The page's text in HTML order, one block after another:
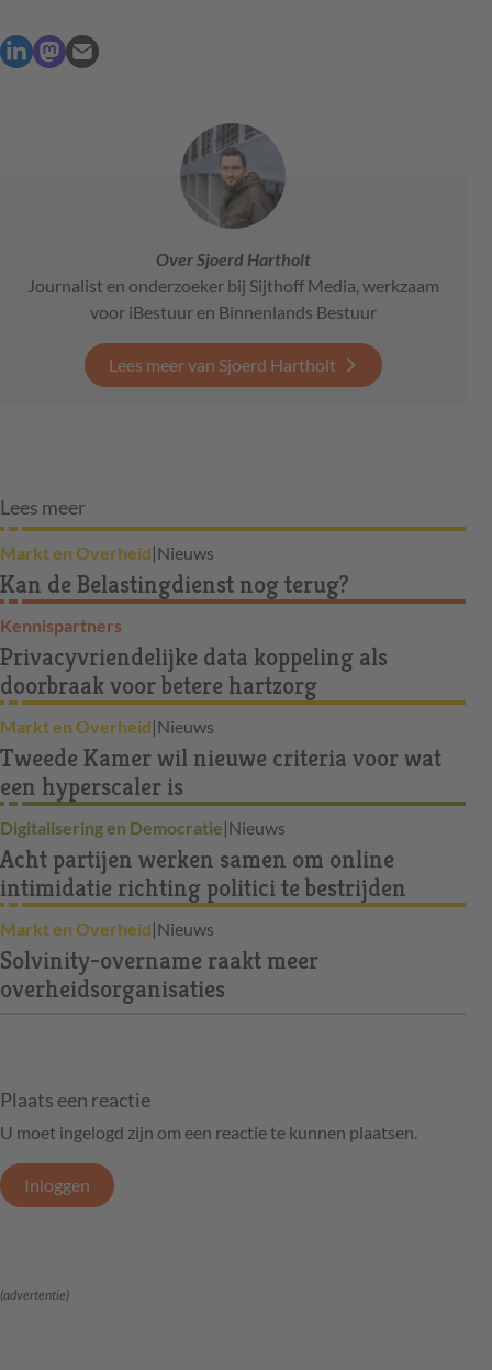
Over Sjoerd Hartholt
Journalist en onderzoeker bij Sijthoff Media, werkzaam
voor iBestuur en Binnenlands Bestuur
Lees meer van Sjoerd Hartholt
Lees meer
Markt en Overheid|Nieuws
Kan de Belastingdienst nog terug?
Kennispartners
Privacyvriendelijke data koppeling als
doorbraak voor betere hartzorg
Markt en Overheid|Nieuws
Tweede Kamer wil nieuwe criteria voor wat
een hyperscaler is
Digitalisering en Democratie|Nieuws
Acht partijen werken samen om online
intimidatie richting politici te bestrijden
Markt en Overheid|Nieuws
Solvinity-overname raakt meer
overheidsorganisaties
Plaats een reactie
U moet ingelogd zijn om een reactie te kunnen plaatsen.
Inloggen
(advertentie)